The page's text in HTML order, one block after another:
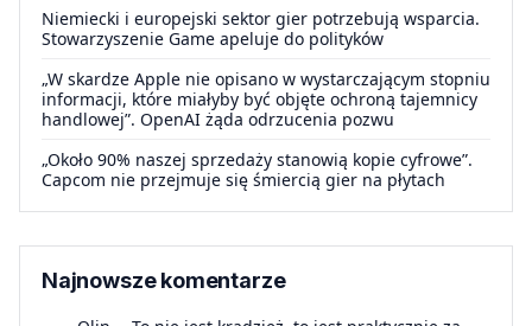
Niemiecki i europejski sektor gier potrzebują wsparcia.
Stowarzyszenie Game apeluje do polityków
„W skardze Apple nie opisano w wystarczającym stopniu
informacji, które miałyby być objęte ochroną tajemnicy
handlowej”. OpenAI żąda odrzucenia pozwu
„Około 90% naszej sprzedaży stanowią kopie cyfrowe”.
Capcom nie przejmuje się śmiercią gier na płytach
Najnowsze komentarze